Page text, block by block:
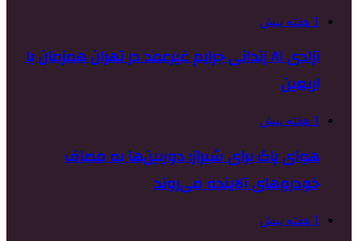
1 هفته پیش
آزادی ۸۱ زندانی جرایم غیرعمد در تهران همزمان با
اربعین
1 هفته پیش
هوای پاک برای شیراز؛ دوربین‌ها به مصاف
خودروهای آلاینده می‌روند
1 هفته پیش